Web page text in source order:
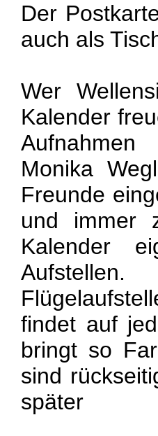
Der
auch als
Wer
Kalender
Monika
Freunde
und immer
Kalender
findet auf
bringt so
sind
später